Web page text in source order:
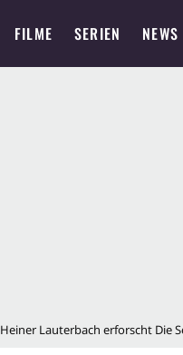
FILME SERIEN NEWS
Heiner Lauterbach erforscht Die